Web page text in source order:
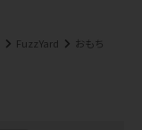
FuzzYard
おもち